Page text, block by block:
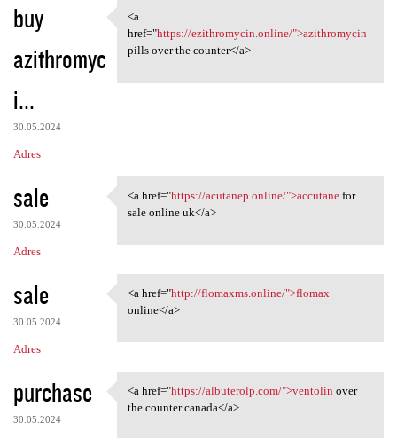
buy
azithromyc
i...
30.05.2024
Adres
<a href="https://ezithromycin
<a
href="https://ezithromycin.online/">azithromycin
pills over the counter</a>
sale
30.05.2024
Adres
<a href="https://acutanep
<a href="https://acutanep.online/">accutanefor
sale online uk</a>
sale
30.05.2024
Adres
<a href="http://flomaxms
<a href="http://flomaxms.online/">flomax
online</a>
purchase
30.05.2024
<a href="https://albuterolp
<a href="https://albuterolp.com/">ventolin over
the counter canada</a>